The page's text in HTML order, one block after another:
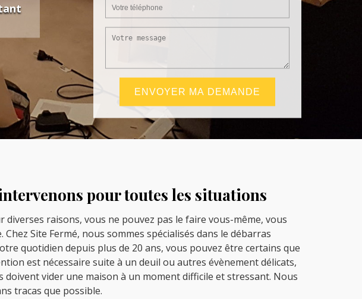
pour toutes les situations
raisons, vous ne pouvez pas le faire vous-même, vous
Site Fermé, nous sommes spécialisés dans le débarras
quotidien depuis plus de 20 ans, vous pouvez être certains que
est nécessaire suite à un deuil ou autres évènement délicats,
vider une maison à un moment difficile et stressant. Nous
tracas que possible.